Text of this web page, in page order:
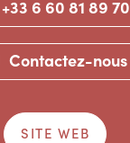
+33 6 60 81 89 70
Contactez-nous
SITE WEB